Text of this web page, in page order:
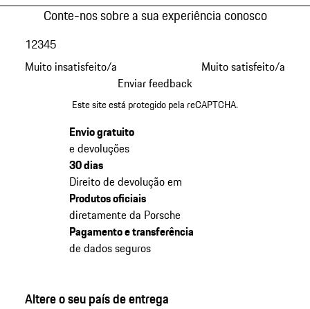
Conte-nos sobre a sua experiência conosco
Muito insatisfeito/a
12345
Muito satisfeito/a
Enviar feedback
Este site está protegido pela reCAPTCHA.
Envio gratuito
e devoluções
30 dias
Direito de devolução em
Produtos oficiais
diretamente da Porsche
Pagamento e transferência
de dados seguros
Altere o seu país de entrega